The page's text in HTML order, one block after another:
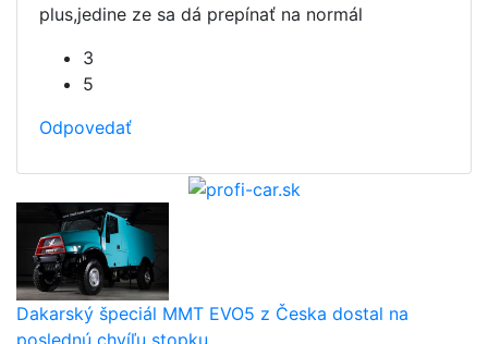
plus,jedine ze sa dá prepínať na normál
3
5
Odpovedať
Dakarský špeciál MMT EVO5 z Česka dostal na
poslednú chvíľu stopku